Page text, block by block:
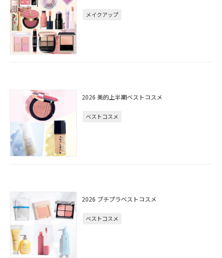
メイクアップ
2026 美的上半期ベストコスメ
ベストコスメ
2026 プチプラベストコスメ
ベストコスメ